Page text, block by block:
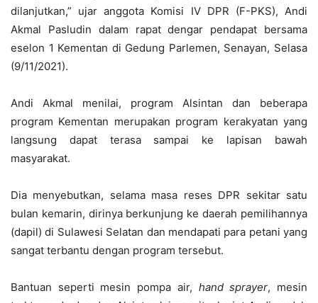
dilanjutkan,” ujar anggota Komisi IV DPR (F-PKS), Andi
Akmal Pasludin dalam rapat dengar pendapat bersama
eselon 1 Kementan di Gedung Parlemen, Senayan, Selasa
(9/11/2021).
Andi Akmal menilai, program Alsintan dan beberapa
program Kementan merupakan program kerakyatan yang
langsung dapat terasa sampai ke lapisan bawah
masyarakat.
Dia menyebutkan, selama masa reses DPR sekitar satu
bulan kemarin, dirinya berkunjung ke daerah pemilihannya
(dapil) di Sulawesi Selatan dan mendapati para petani yang
sangat terbantu dengan program tersebut.
Bantuan seperti mesin pompa air, hand sprayer, mesin